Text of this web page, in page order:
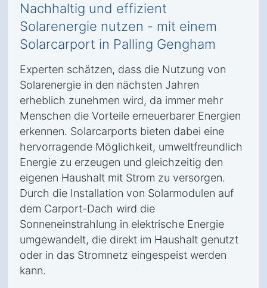
Nachhaltig und effizient
Solarenergie nutzen - mit einem
Solarcarport in Palling Gengham
Experten schätzen, dass die Nutzung von
Solarenergie in den nächsten Jahren
erheblich zunehmen wird, da immer mehr
Menschen die Vorteile erneuerbarer Energien
erkennen. Solarcarports bieten dabei eine
hervorragende Möglichkeit, umweltfreundlich
Energie zu erzeugen und gleichzeitig den
eigenen Haushalt mit Strom zu versorgen.
Durch die Installation von Solarmodulen auf
dem Carport-Dach wird die
Sonneneinstrahlung in elektrische Energie
umgewandelt, die direkt im Haushalt genutzt
oder in das Stromnetz eingespeist werden
kann.